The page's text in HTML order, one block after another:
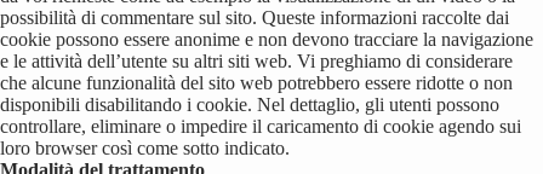
possibilità di commentare sul sito. Queste informazioni raccolte dai
cookie possono essere anonime e non devono tracciare la navigazione
e le attività dell’utente su altri siti web. Vi preghiamo di considerare
che alcune funzionalità del sito web potrebbero essere ridotte o non
disponibili disabilitando i cookie. Nel dettaglio, gli utenti possono
controllare, eliminare o impedire il caricamento di cookie agendo sui
loro browser così come sotto indicato.
Modalità del trattamento